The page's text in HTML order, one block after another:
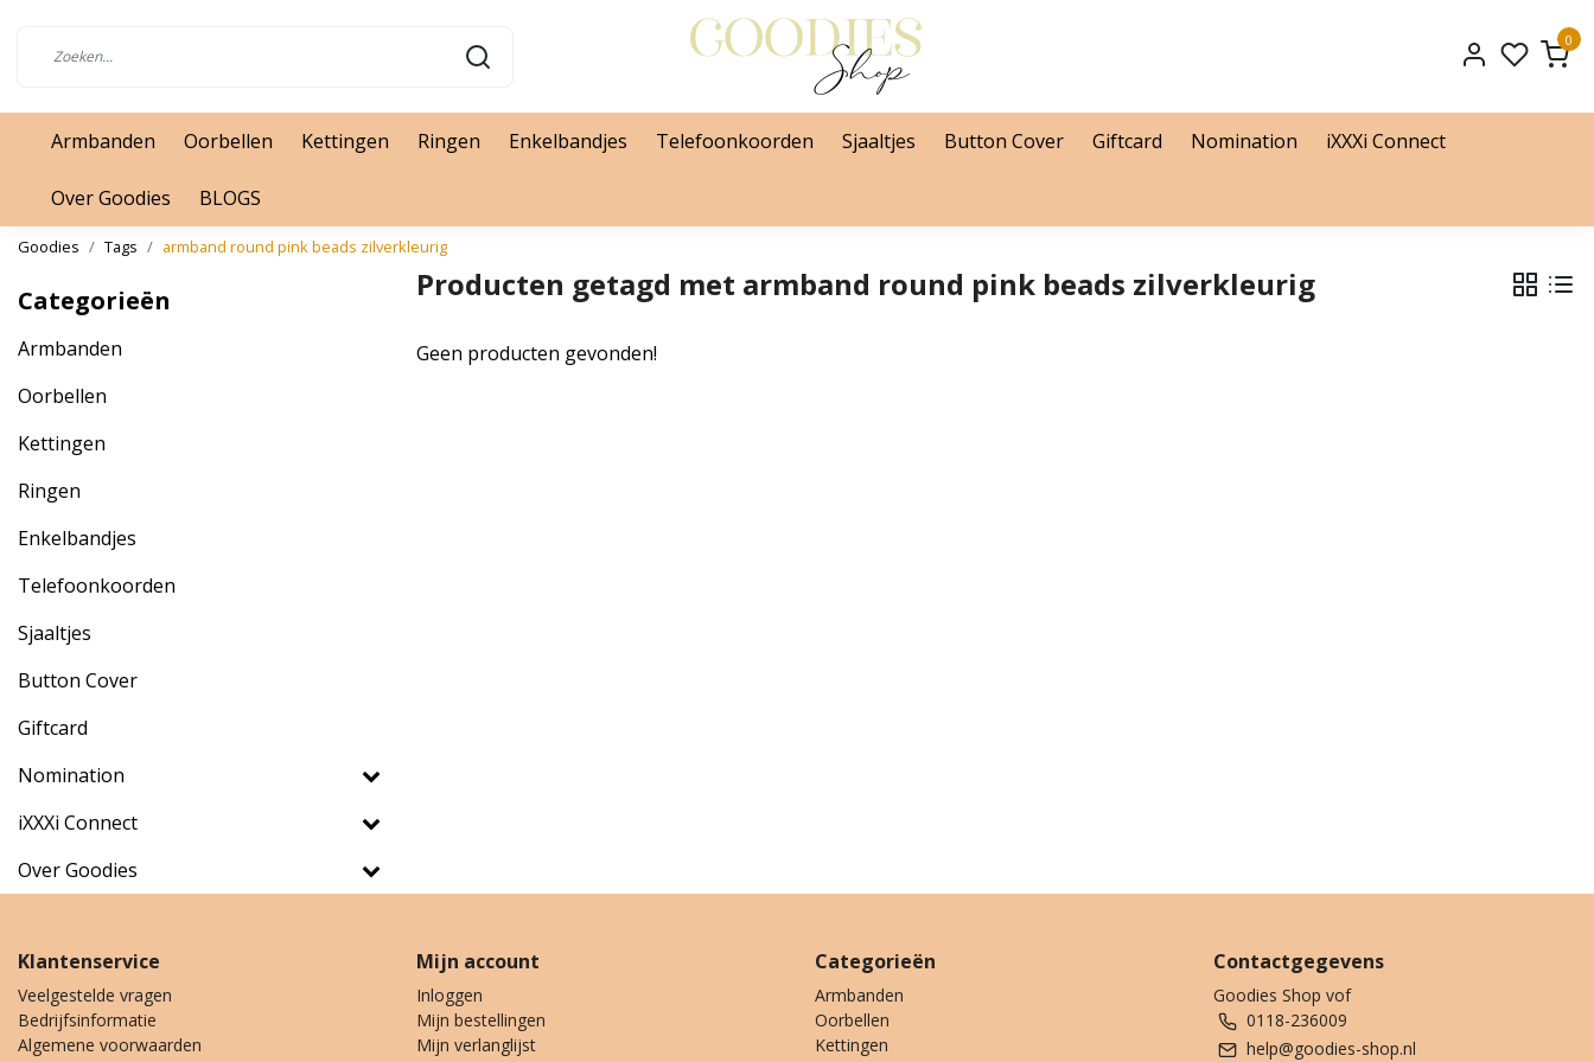
0
Armbanden Oorbellen Kettingen Ringen Enkelbandjes Telefoonkoorden Sjaaltjes Button Cover Giftcard Nomination iXXXi Connect
Over Goodies BLOGS
Goodies Tags armband round pink beads zilverkleurig
Categorieën
Armbanden
Oorbellen
Kettingen
Ringen
Enkelbandjes
Telefoonkoorden
Sjaaltjes
Button Cover
Giftcard
Nomination
iXXXi Connect
Over Goodies
Producten getagd met armband round pink beads zilverkleurig
Geen producten gevonden!
Klantenservice
Veelgestelde vragen
Bedrijfsinformatie
Algemene voorwaarden
Mijn account
Inloggen
Mijn bestellingen
Mijn verlanglijst
Categorieën
Armbanden
Oorbellen
Kettingen
Contactgegevens
Goodies Shop vof
0118-236009
help@goodies-shop.nl